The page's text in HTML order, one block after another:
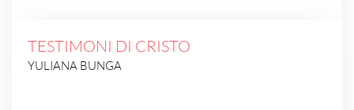
TESTIMONI DI CRISTO
YULIANA BUNGA